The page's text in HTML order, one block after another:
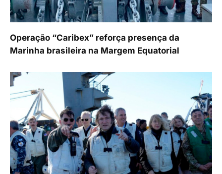
Operação “Caribex” reforça presença da
Marinha brasileira na Margem Equatorial